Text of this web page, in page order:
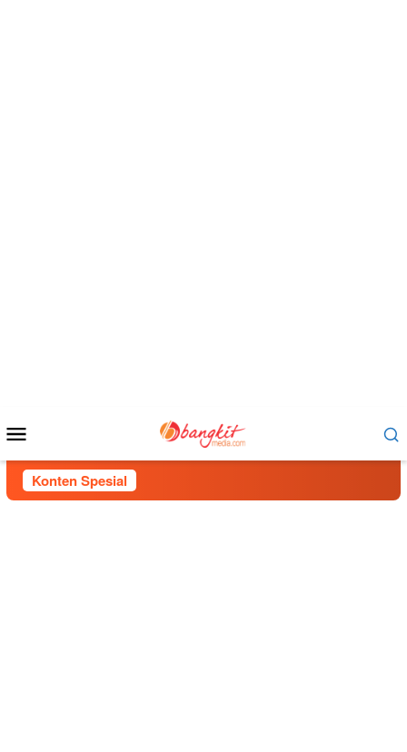
Mobile
Konten Spesial